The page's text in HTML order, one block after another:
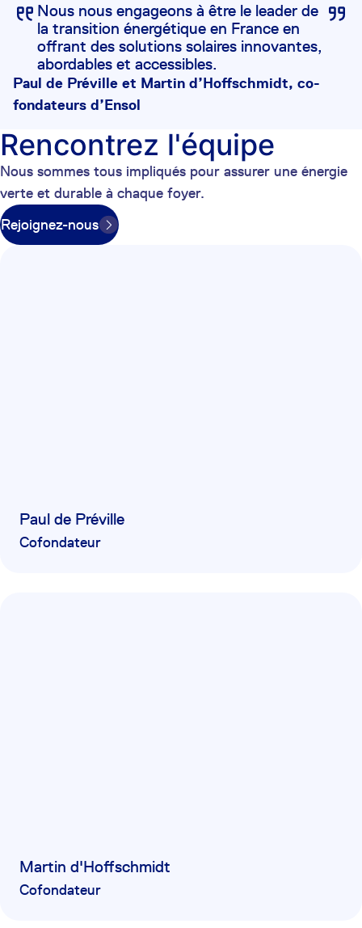
Nous nous engageons à être le leader de
la transition énergétique en France en
offrant des solutions solaires innovantes,
abordables et accessibles.
Paul de Préville et Martin d’Hoffschmidt, co-
fondateurs d’Ensol
Rencontrez l'équipe
Nous sommes tous impliqués pour assurer une énergie
verte et durable à chaque foyer.
Rejoignez-nous
Paul de Préville
Cofondateur
Martin d'Hoffschmidt
Cofondateur